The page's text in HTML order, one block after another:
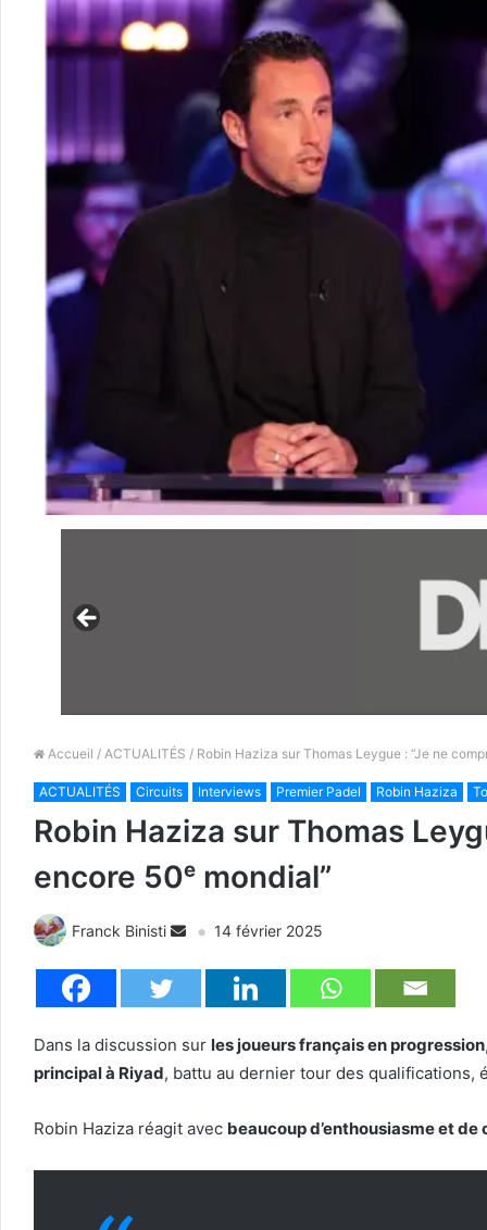
Accueil / ACTUALITÉS / Robin Haziza sur Thomas Leygue : “Je ne
ACTUALITÉS Circuits Interviews Premier Padel Robin Haziza
Robin Haziza sur Thomas
encore 50ᵉ mondial”
Franck Binisti 14 février 2025
Dans la discussion sur les joueurs français en progression
principal à Riyad, battu au dernier tour des qualifications,
Robin Haziza réagit avec beaucoup d’enthousiasme et de